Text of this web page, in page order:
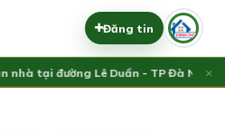
Đăng tin
tại đường Lê Duẩn - TP Đà Nẵng;×